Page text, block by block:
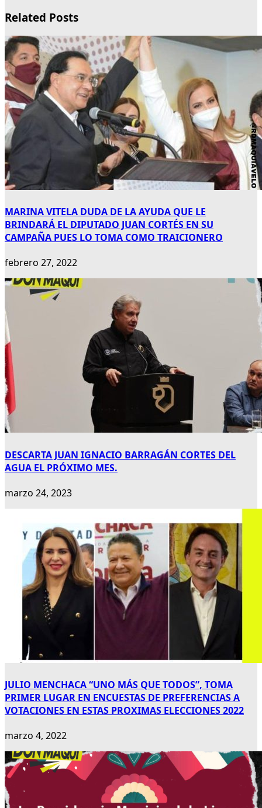
Related Posts
MARINA VITELA DUDA DE LA AYUDA QUE LE
BRINDARÁ EL DIPUTADO JUAN CORTÉS EN SU
CAMPAÑA PUES LO TOMA COMO TRAICIONERO
febrero 27, 2022
DESCARTA JUAN IGNACIO BARRAGÁN CORTES DEL
AGUA EL PRÓXIMO MES.
marzo 24, 2023
JULIO MENCHACA “UNO MÁS QUE TODOS”, TOMA
PRIMER LUGAR EN ENCUESTAS DE PREFERENCIAS A
VOTACIONES EN ESTAS PROXIMAS ELECCIONES 2022
marzo 4, 2022